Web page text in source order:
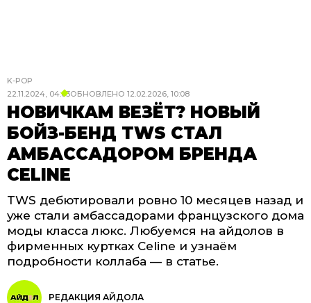
K-POP
22.11.2024, 04:03ОБНОВЛЕНО 12.02.2026, 10:08
НОВИЧКАМ ВЕЗЁТ? НОВЫЙ
БОЙЗ-БЕНД TWS СТАЛ
АМБАССАДОРОМ БРЕНДА
CELINE
TWS дебютировали ровно 10 месяцев назад и
уже стали амбассадорами французского дома
моды класса люкс. Любуемся на айдолов в
фирменных куртках Celine и узнаём
подробности коллаба — в статье.
РЕДАКЦИЯ АЙДОЛА